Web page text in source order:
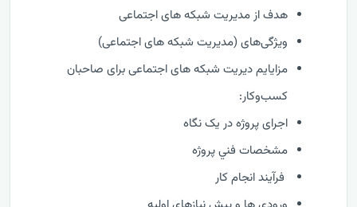
هدف از مدیریت شبکه های اجتماعی
ویژگی‌های (مدیریت شبکه های اجتماعی)
مزایایم دیریت شبکه های اجتماعی برای صاحبان
کسب‌وکار:
اجرای پروژه در یک نگاه
مشخصات فني پروژه
فرآيند انجام کار